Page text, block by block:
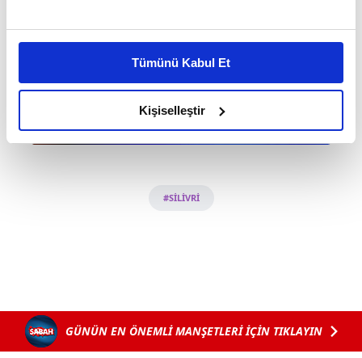
Bu çerezlere izin vermeniz halinde sizlere özel
daha iyi reklam deneyimi yaşatabiliriz. Bunu yaparken
amacımızın size daha iyi bir reklam deneyimi sunmak
olduğunu ve sizlere en iyi içerikleri sunabilmek adına
elimizden gelen çabayı gösterdiğimizi ve bu noktada,
reklamların maliyetlerimizi karşılamak noktasında tek gelir
Her halükârda, kullanıcılar, bu çerezlere izin vermedikleri
kullanılmaktadır. Bu çerezler vasıtasıyla çeşitli kişisel
verileriniz işlenmekte olup gerekli olan çerezler bilgi
Tümünü Kabul Et
Kişiselleştir
#SİLİVRİ
GÜNÜN EN ÖNEMLİ MANŞETLERİ İÇİN TIKLAYIN